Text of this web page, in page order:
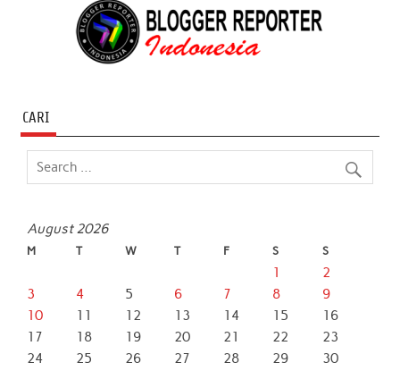
CARI
August 2026
M T W T F S S
1
2
3
4 5 6 7 8
9
10
11 12 13 14 15
16
17
18 19 20 21 22
23
24
25 26 27 28 29
30